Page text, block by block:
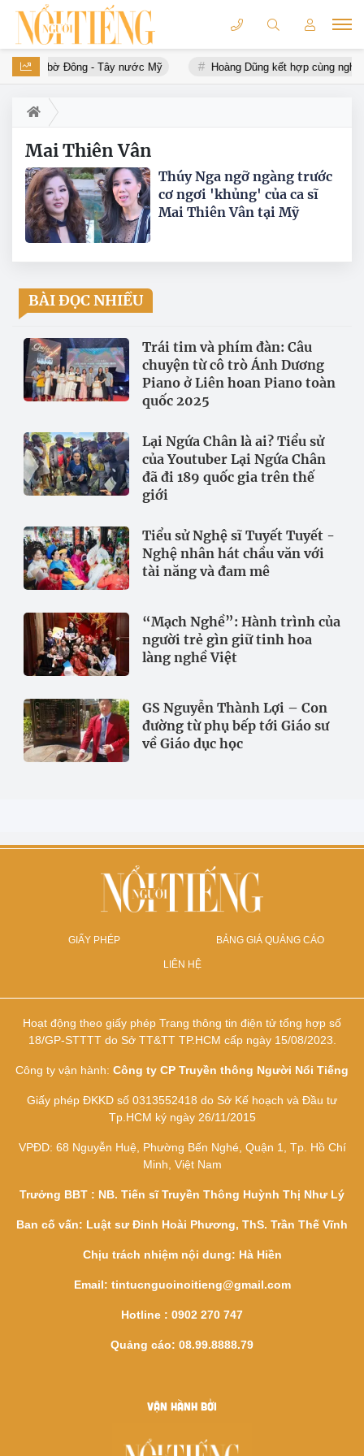
dọc bờ Đông - Tây nước Mỹ Hoàng Dũng kết hợp cùng nghệ
Mai Thiên Vân
Thúy Nga ngỡ ngàng trước
cơ ngơi 'khủng' của ca sĩ
Mai Thiên Vân tại Mỹ
BÀI ĐỌC NHIỀU
Trái tim và phím đàn: Câu
chuyện từ cô trò Ánh Dương
Piano ở Liên hoan Piano toàn
quốc 2025
Lại Ngứa Chân là ai? Tiểu sử
của Youtuber Lại Ngứa Chân
đã đi 189 quốc gia trên thế
giới
Tiểu sử Nghệ sĩ Tuyết Tuyết -
Nghệ nhân hát chầu văn với
tài năng và đam mê
“Mạch Nghề”: Hành trình của
người trẻ gìn giữ tinh hoa
làng nghề Việt
GS Nguyễn Thành Lợi – Con
đường từ phụ bếp tới Giáo sư
về Giáo dục học
GIẤY PHÉP BẢNG GIÁ QUẢNG CÁO
LIÊN HỆ
Hoạt động theo giấy phép Trang thông tin điện tử tổng hợp số
18/GP-STTTT do Sở TT&TT TP.HCM cấp ngày 15/08/2023.
Công ty vận hành: Công ty CP Truyền thông Người Nổi Tiếng
Giấy phép ĐKKD số 0313552418 do Sở Kế hoạch và Đầu tư
Tp.HCM ký ngày 26/11/2015
VPĐD: 68 Nguyễn Huệ, Phường Bến Nghé, Quận 1, Tp. Hồ Chí
Minh, Việt Nam
Trưởng BBT : NB. Tiến sĩ Truyền Thông Huỳnh Thị Như Lý
Ban cố vấn: Luật sư Đinh Hoài Phương, ThS. Trần Thế Vĩnh
Chịu trách nhiệm nội dung: Hà Hiền
Email: tintucnguoinoitieng@gmail.com
Hotline : 0902 270 747
Quảng cáo: 08.99.8888.79
VẬN HÀNH BỞI